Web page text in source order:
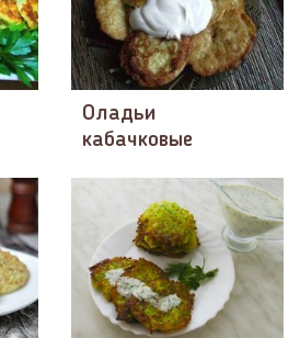
Оладьи
кабачковые